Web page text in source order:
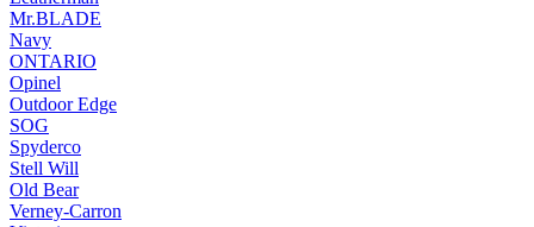
Mr.BLADE
Navy
ONTARIO
Opinel
Outdoor Edge
SOG
Spyderco
Stell Will
Old Bear
Verney-Carron